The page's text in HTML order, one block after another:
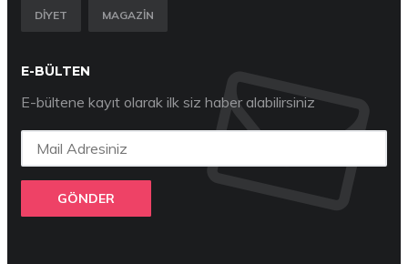
DIYET MAGAZIN
E-BÜLTEN
E-bültene kayıt olarak ilk siz haber alabilirsiniz
GÖNDER